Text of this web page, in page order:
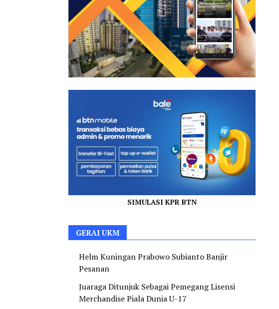
SIMULASI KPR BTN
GERAI UKM
Helm Kuningan Prabowo Subianto Banjir
Pesanan
Juaraga Ditunjuk Sebagai Pemegang Lisensi
Merchandise Piala Dunia U-17